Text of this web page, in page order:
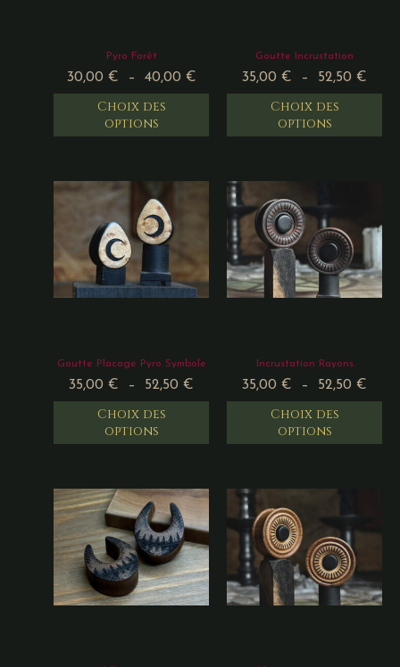
Pyro Forêt
30,00 € – 40,00 €
Choix des
options
Goutte Incrustation
35,00 € – 52,50 €
Choix des
options
Goutte Placage Pyro Symbole
35,00 € – 52,50 €
Choix des
options
Incrustation Rayons
35,00 € – 52,50 €
Choix des
options